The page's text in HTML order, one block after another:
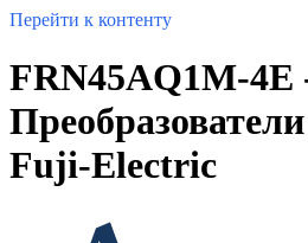
Перейти к контенту
FRN45AQ1M-4E
Fuji-Electric